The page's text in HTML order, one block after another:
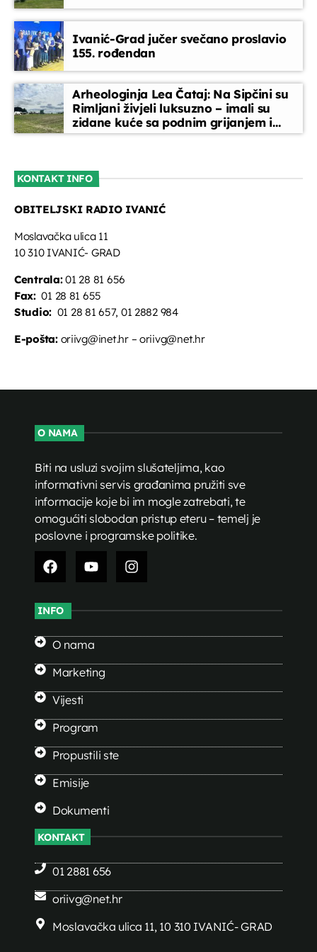
20:50 - 22:45
Kronika dana
22:45 - 22:50
22:50 - 00:00
Jutarnja kronika
07:00 - 07:30
Ivanić-Grad jučer svečano proslavio
155. rođendan
Arheologinja Lea Čataj: Na Sipčini su
Rimljani živjeli luksuzno – imali su
zidane kuće sa podnim grijanjem i
oslikanim zidovima
KONTAKT INFO
OBITELJSKI RADIO IVANIĆ
Moslavačka ulica 11
10 310 IVANIĆ- GRAD
Centrala:01 28 81 656
Fax:01 28 81 655
Studio: 01 28 81 657, 01 2882 984
E-pošta:oriivg@inet.hr – oriivg@net.hr
O NAMA
Biti na usluzi svojim slušateljima, kao
informativni servis građanima pružiti sve
informacije koje bi im mogle zatrebati, te
omogućiti slobodan pristup eteru – temelj je
poslovne i programske politike.
INFO
O nama
Marketing
Vijesti
Program
Propustili ste
Emisije
Dokumenti
KONTAKT
01 2881 656
oriivg@net.hr
Moslavačka ulica 11, 10 310 IVANIĆ- GRAD